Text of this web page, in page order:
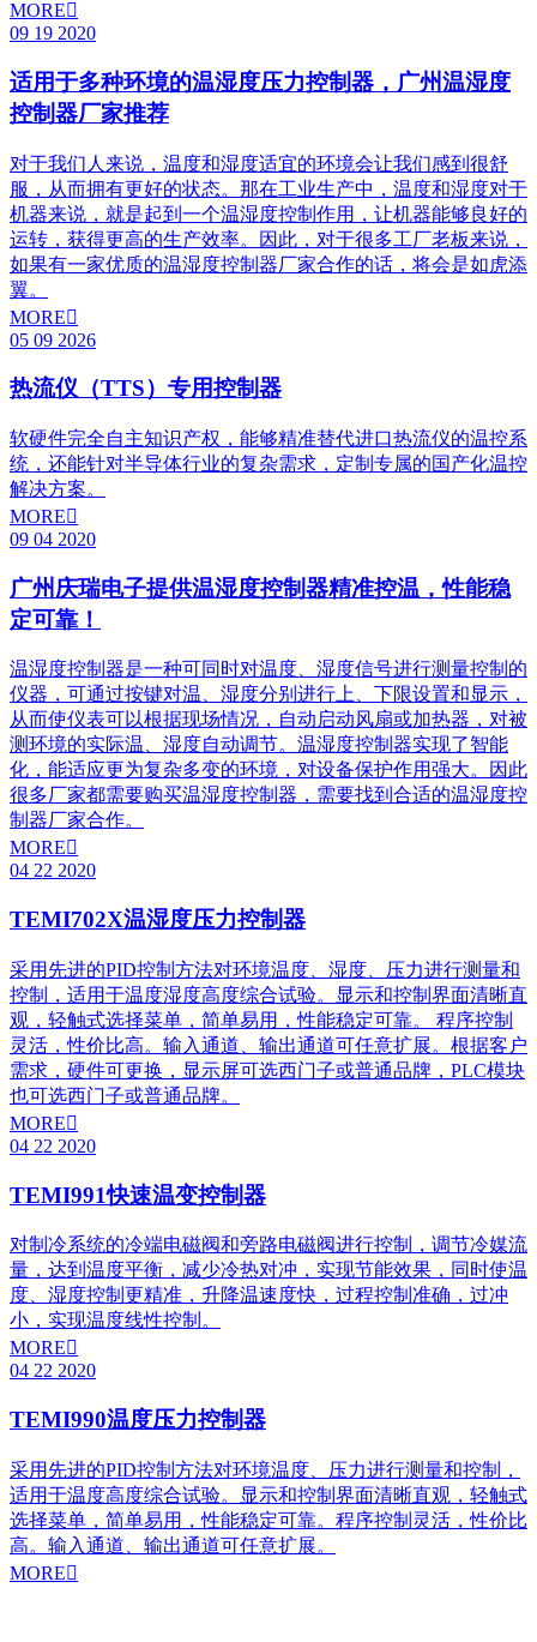
MORE
09 19 2020
适用于多种环境的温湿度压力控制器，广州温湿度
控制器厂家推荐
对于我们人来说，温度和湿度适宜的环境会让我们感到很舒
服，从而拥有更好的状态。那在工业生产中，温度和湿度对于
机器来说，就是起到一个温湿度控制作用，让机器能够良好的
运转，获得更高的生产效率。因此，对于很多工厂老板来说，
如果有一家优质的温湿度控制器厂家合作的话，将会是如虎添
翼。
MORE
05 09 2026
热流仪（TTS）专用控制器
软硬件完全自主知识产权，能够精准替代进口热流仪的温控系
统，还能针对半导体行业的复杂需求，定制专属的国产化温控
解决方案。
MORE
09 04 2020
广州庆瑞电子提供温湿度控制器精准控温，性能稳
定可靠！
温湿度控制器是一种可同时对温度、湿度信号进行测量控制的
仪器，可通过按键对温、湿度分别进行上、下限设置和显示，
从而使仪表可以根据现场情况，自动启动风扇或加热器，对被
测环境的实际温、湿度自动调节。温湿度控制器实现了智能
化，能适应更为复杂多变的环境，对设备保护作用强大。因此
很多厂家都需要购买温湿度控制器，需要找到合适的温湿度控
制器厂家合作。
MORE
04 22 2020
TEMI702X温湿度压力控制器
采用先进的PID控制方法对环境温度、湿度、压力进行测量和
控制，适用于温度湿度高度综合试验。显示和控制界面清晰直
观，轻触式选择菜单，简单易用，性能稳定可靠。 程序控制
灵活，性价比高。输入通道、输出通道可任意扩展。根据客户
需求，硬件可更换，显示屏可选西门子或普通品牌，PLC模块
也可选西门子或普通品牌。
MORE
04 22 2020
TEMI991快速温变控制器
对制冷系统的冷端电磁阀和旁路电磁阀进行控制，调节冷媒流
量，达到温度平衡，减少冷热对冲，实现节能效果，同时使温
度、湿度控制更精准，升降温速度快，过程控制准确，过冲
小，实现温度线性控制。
MORE
04 22 2020
TEMI990温度压力控制器
采用先进的PID控制方法对环境温度、压力进行测量和控制，
适用于温度高度综合试验。显示和控制界面清晰直观，轻触式
选择菜单，简单易用，性能稳定可靠。程序控制灵活，性价比
高。输入通道、输出通道可任意扩展。
MORE